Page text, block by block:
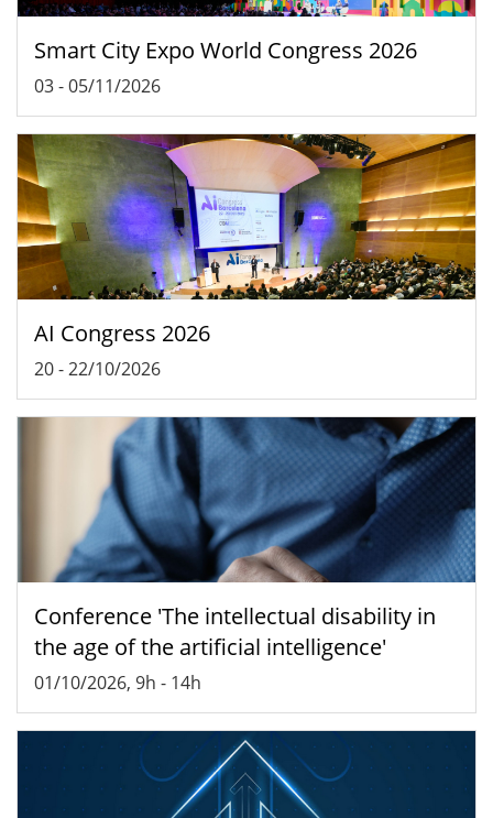
Smart City Expo World Congress 2026
03-05/11/2026
AI Congress 2026
20-22/10/2026
Conference 'The intellectual disability in
the age of the artificial intelligence'
01/10/2026, 9h - 14h